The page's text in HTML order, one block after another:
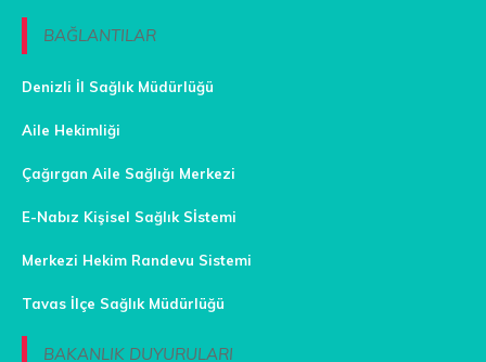
BAĞLANTILAR
Denizli İl Sağlık Müdürlüğü
Aile Hekimliği
Çağırgan Aile Sağlığı Merkezi
E-Nabız Kişisel Sağlık Sİstemi
Merkezi Hekim Randevu Sistemi
Tavas İlçe Sağlık Müdürlüğü
BAKANLIK DUYURULARI